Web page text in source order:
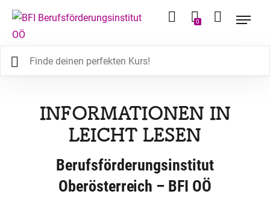
0
INFORMATIONEN IN
LEICHT LESEN
Berufsförderungsinstitut
Oberösterreich – BFI OÖ